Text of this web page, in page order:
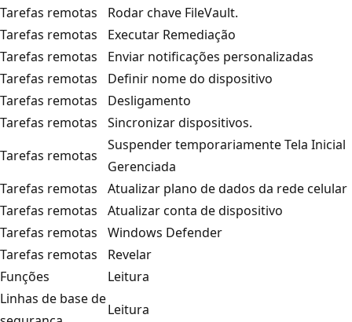
Tarefas remotas
Rodar chave FileVault.
Tarefas remotas
Executar Remediação
Tarefas remotas
Enviar notificações personalizadas
Tarefas remotas
Definir nome do dispositivo
Tarefas remotas
Desligamento
Tarefas remotas
Sincronizar dispositivos.
Tarefas remotas
Suspender temporariamente Tela Inicial
Gerenciada
Tarefas remotas
Atualizar plano de dados da rede celular
Tarefas remotas
Atualizar conta de dispositivo
Tarefas remotas
Windows Defender
Tarefas remotas
Revelar
Funções
Leitura
Linhas de base de
Leitura